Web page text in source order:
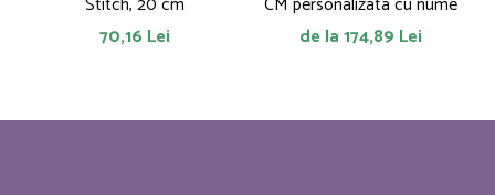
70,16 Lei
de la 174,89 Lei